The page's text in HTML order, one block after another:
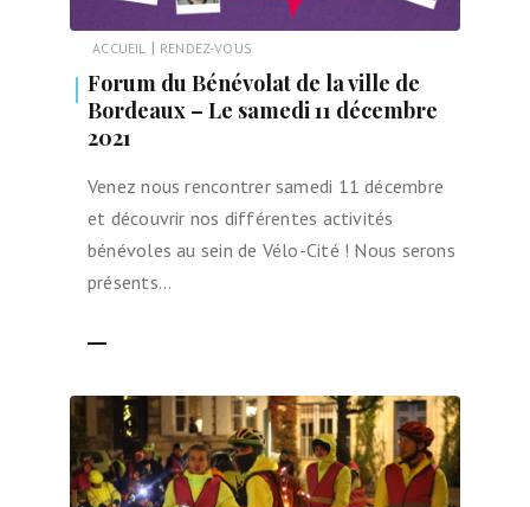
ACCUEIL | RENDEZ-VOUS
Forum du Bénévolat de la ville de
Bordeaux – Le samedi 11 décembre
2021
Venez nous rencontrer samedi 11 décembre
et découvrir nos différentes activités
bénévoles au sein de Vélo-Cité ! Nous serons
présents…